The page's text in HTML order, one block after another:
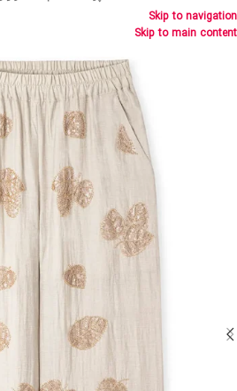
Skip to navigation
Skip to main content